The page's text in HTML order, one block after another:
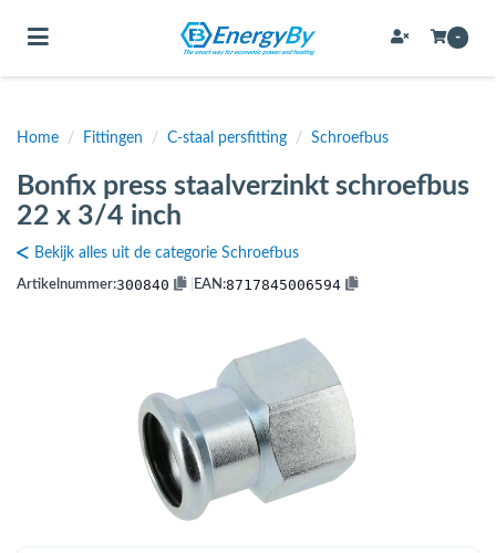
(Bevestigingsmateriaal / schroeven)
(Buffervaten, hygiene boilers & boilervaten)
(Expansievaten)
(Flexibele slangen)
(Gereedschap)
(Hemelwaterafvoer & riolering)
Toggle navigation -
Home / Fittingen / C-staal persfitting / Schroefbus
Bonfix press staalverzinkt schroefbus
22 x 3/4 inch
Bekijk alles uit de categorie Schroefbus
Artikelnummer:300840 EAN:8717845006594